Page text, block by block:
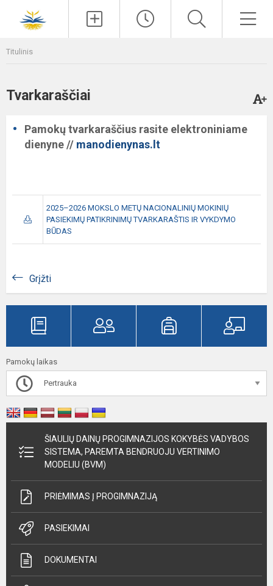
Titulinis
Tvarkaraščiai
Pamokų tvarkaraščius rasite elektroniniame
dienyne // manodienynas.lt
2025–2026 MOKSLO METŲ NACIONALINIŲ MOKINIŲ
PASIEKIMŲ PATIKRINIMŲ TVARKARAŠTIS IR VYKDYMO
BŪDAS
Grįžti
Pamokų laikas
Pertrauka
ŠIAULIŲ DAINŲ PROGIMNAZIJOS KOKYBĖS VADYBOS
SISTEMA, PAREMTA BENDRUOJU VERTINIMO
MODELIU (BVM)
PRIĖMIMAS Į PROGIMNAZIJĄ
PASIEKIMAI
DOKUMENTAI